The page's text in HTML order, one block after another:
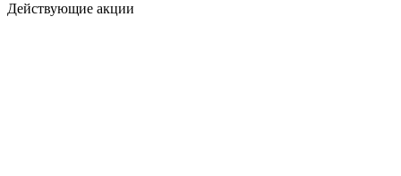
Действующие акции